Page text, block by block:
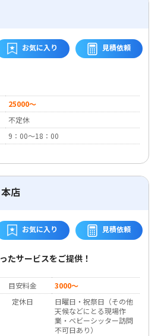
お気に入り 見積依頼
25000～
不定休
9：00～18：00
店
お気に入り 見積依頼
たサービスをご提供！
目安料金
3000～
定休日
日曜日・祝祭日（その他
天候などにとる現場作
業・ベビーシッター訪問
不可日あり）